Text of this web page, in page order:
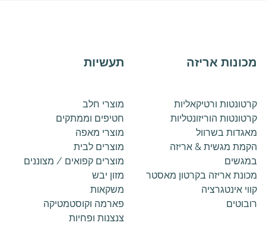
מכונות אריזה
קרטונטות ורטיקאליות
קרטונטות הוריזונטליות
מאגדות בשרוול
הקמת מגשית & אריזה
במגשים
מכונת אריזה בקרטון מאסטר
קווי אינטגרציה
רובוטים
תעשיות
מוצרי חלב
חטיפים וממתקים
מוצרי מאפה
מוצרים לבית
מוצרים קפואים / מצוננים
מזון יבש
משקאות
פארמה וקוסטמטיקה
צנצנות ופחיות